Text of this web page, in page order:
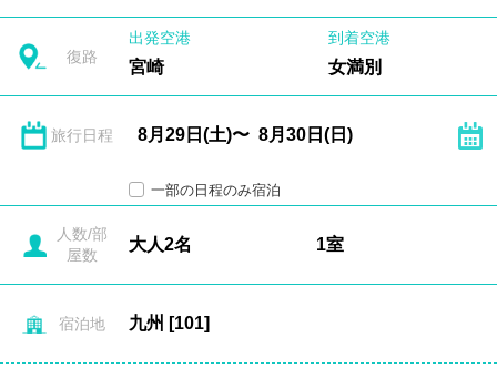
復路
出発空港
宮崎
到着空港
女満別
旅行日程
一部の日程のみ宿泊
人数/部
屋数
宿泊地